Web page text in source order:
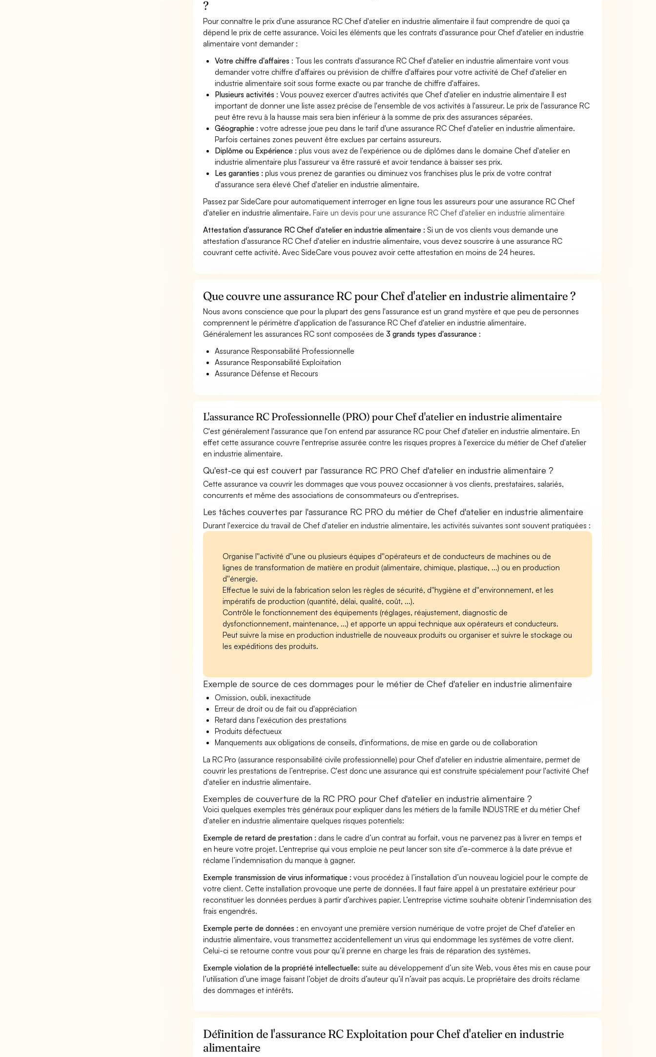
?
Pour connaître le prix d'une assurance RC Chef d'atelier en industrie alimentaire il faut comprendre de quoi ça
dépend le prix de cette assurance. Voici les éléments que les contrats d'assurance pour Chef d'atelier en industrie
alimentaire vont demander :
Votre chiffre d'affaires : Tous les contrats d'assurance RC Chef d'atelier en industrie alimentaire vont vous
demander votre chiffre d'affaires ou prévision de chiffre d'affaires pour votre activité de Chef d'atelier en
industrie alimentaire soit sous forme exacte ou par tranche de chiffre d'affaires.
Plusieurs activités : Vous pouvez exercer d'autres activités que Chef d'atelier en industrie alimentaire Il est
important de donner une liste assez précise de l'ensemble de vos activités à l'assureur. Le prix de l'assurance RC
peut être revu à la hausse mais sera bien inférieur à la somme de prix des assurances séparées.
Géographie :votre adresse joue peu dans le tarif d'une assurance RC Chef d'atelier en industrie alimentaire.
Parfois certaines zones peuvent être exclues par certains assureurs.
Diplôme ou Expérience :plus vous avez de l'expérience ou de diplômes dans le domaine Chef d'atelier en
industrie alimentaire plus l'assureur va être rassuré et avoir tendance à baisser ses prix.
Les garanties :plus vous prenez de garanties ou diminuez vos franchises plus le prix de votre contrat
d'assurance sera élevé Chef d'atelier en industrie alimentaire.
Passez par SideCare pour automatiquement interroger en ligne tous les assureurs pour une assurance RC Chef
d'atelier en industrie alimentaire.Faire un devis pour une assurance RC Chef d'atelier en industrie alimentaire
Attestation d'assurance RC Chef d'atelier en industrie alimentaire : Si un de vos clients vous demande une
attestation d'assurance RC Chef d'atelier en industrie alimentaire, vous devez souscrire à une assurance RC
couvrant cette activité. Avec SideCare vous pouvez avoir cette attestation en moins de 24 heures.
Que couvre une assurance RC pour Chef d'atelier en industrie alimentaire ?
Nous avons conscience que pour la plupart des gens l'assurance est un grand mystère et que peu de personnes
comprennent le périmètre d'application de l'assurance RC Chef d'atelier en industrie alimentaire.
Généralement les assurances RC sont composées de3 grands types d'assurance :
Assurance Responsabilité Professionnelle
Assurance Responsabilité Exploitation
Assurance Défense et Recours
L'assurance RC Professionnelle (PRO) pour Chef d'atelier en industrie alimentaire
C'est généralement l'assurance que l'on entend par assurance RC pour Chef d'atelier en industrie alimentaire. En
effet cette assurance couvre l'entreprise assurée contre les risques propres à l'exercice du métier de Chef d'atelier
en industrie alimentaire.
Qu'est-ce qui est couvert par l'assurance RC PRO Chef d'atelier en industrie alimentaire ?
Cette assurance va couvrir les dommages que vous pouvez occasionner à vos clients, prestataires, salariés,
concurrents et même des associations de consommateurs ou d'entreprises.
Les tâches couvertes par l'assurance RC PRO du métier de Chef d'atelier en industrie alimentaire
Durant l'exercice du travail de Chef d'atelier en industrie alimentaire, les activités suivantes sont souvent pratiquées :
Organise l''activité d''une ou plusieurs équipes d''opérateurs et de conducteurs de machines ou de
lignes de transformation de matière en produit (alimentaire, chimique, plastique, ...) ou en production
d''énergie.
Effectue le suivi de la fabrication selon les règles de sécurité, d''hygiène et d''environnement, et les
impératifs de production (quantité, délai, qualité, coût, ...).
Contrôle le fonctionnement des équipements (réglages, réajustement, diagnostic de
dysfonctionnement, maintenance, ...) et apporte un appui technique aux opérateurs et conducteurs.
Peut suivre la mise en production industrielle de nouveaux produits ou organiser et suivre le stockage ou
les expéditions des produits.
Exemple de source de ces dommages pour le métier de Chef d'atelier en industrie alimentaire
Omission, oubli, inexactitude
Erreur de droit ou de fait ou d'appréciation
Retard dans l'exécution des prestations
Produits défectueux
Manquements aux obligations de conseils, d'informations, de mise en garde ou de collaboration
La RC Pro (assurance responsabilité civile professionnelle) pour Chef d'atelier en industrie alimentaire, permet de
couvrir les prestations de l’entreprise. C'est donc une assurance qui est construite spécialement pour l'activité Chef
d'atelier en industrie alimentaire.
Exemples de couverture de la RC PRO pour Chef d'atelier en industrie alimentaire ?
Voici quelques exemples très généraux pour expliquer dans les métiers de la famille INDUSTRIE et du métier Chef
d'atelier en industrie alimentaire quelques risques potentiels:
Exemple de retard de prestation : dans le cadre d’un contrat au forfait, vous ne parvenez pas à livrer en temps et
en heure votre projet. L’entreprise qui vous emploie ne peut lancer son site d’e-commerce à la date prévue et
réclame l’indemnisation du manque à gagner.
Exemple transmission de virus informatique : vous procédez à l’installation d’un nouveau logiciel pour le compte de
votre client. Cette installation provoque une perte de données. Il faut faire appel à un prestataire extérieur pour
reconstituer les données perdues à partir d’archives papier. L’entreprise victime souhaite obtenir l’indemnisation des
frais engendrés.
Exemple perte de données : en envoyant une première version numérique de votre projet de Chef d'atelier en
industrie alimentaire, vous transmettez accidentellement un virus qui endommage les systèmes de votre client.
Celui-ci se retourne contre vous pour qu’il prenne en charge les frais de réparation des systèmes.
Exemple violation de la propriété intellectuelle: suite au développement d’un site Web, vous êtes mis en cause pour
l’utilisation d’une image faisant l’objet de droits d’auteur qu’il n’avait pas acquis. Le propriétaire des droits réclame
des dommages et intérêts.
Définition de l'assurance RC Exploitation pour Chef d'atelier en industrie
alimentaire